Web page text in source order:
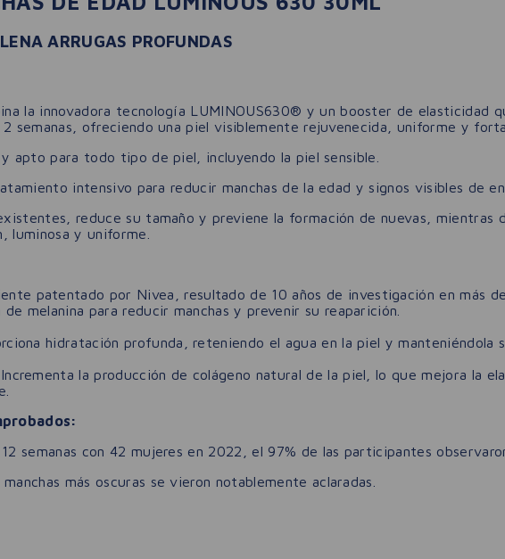
ARRUGAS PROFUNDAS
la innovadora tecnología LUMINOUS630® y un booster de elasticidad
2 semanas, ofreciendo una piel visiblemente rejuvenecida, uniforme y
apto para todo tipo de piel, incluyendo la piel sensible.
intensivo para reducir manchas de la edad y signos visibles de
reduce su tamaño y previene la formación de nuevas, mientras
luminosa y uniforme.
patentado por Nivea, resultado de 10 años de investigación en más
melanina para reducir manchas y prevenir su reaparición.
hidratación profunda, reteniendo el agua en la piel y manteniéndola
la producción de colágeno natural de la piel, lo que mejora la
semanas con 42 mujeres en 2022, el 97% de las participantes
más oscuras se vieron notablemente aclaradas.